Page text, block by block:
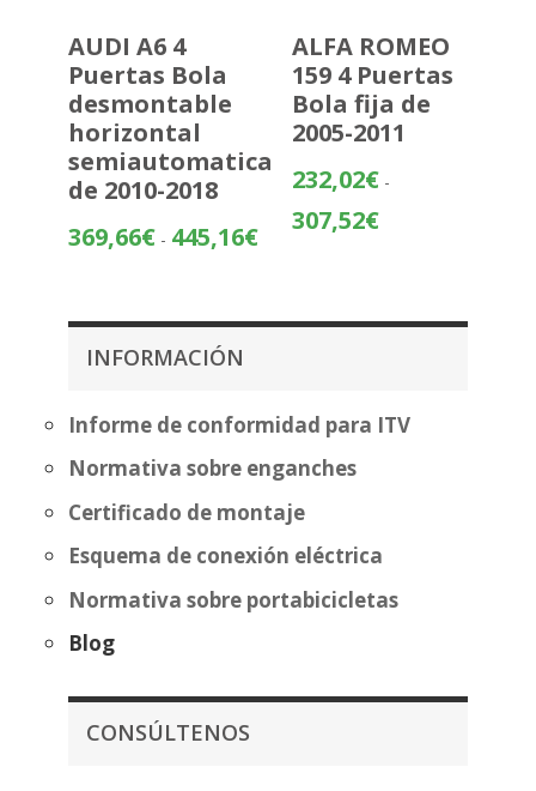
AUDI A6 4
Puertas Bola
desmontable
horizontal
semiautomatica
de 2010-2018
369,66€ - 445,16€Rango
ALFA ROMEO
159 4 Puertas
Bola fija de
2005-2011
232,02€ -
307,52€Rango
232,02€
INFORMACIÓN
Informe de conformidad para ITV
Normativa sobre enganches
Certificado de montaje
Esquema de conexión eléctrica
Normativa sobre portabicicletas
Blog
CONSÚLTENOS